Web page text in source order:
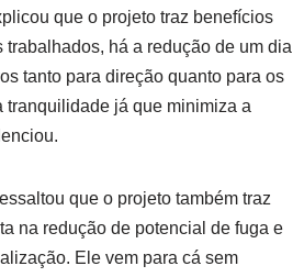
que o projeto traz benefícios
há a redução de um dia
tanto para direção quanto para os
tranquilidade já que minimiza a
que o projeto também traz
na redução de potencial de fuga e
Ele vem para cá sem